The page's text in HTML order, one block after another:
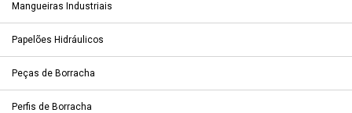
Mangueiras Industriais
Papelões Hidráulicos
Peças de Borracha
Perfis de Borracha